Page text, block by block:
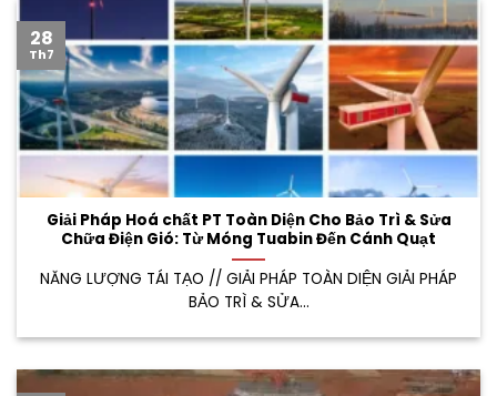
Giải Pháp Hoá chất PT Toàn Diện Cho Bảo Trì & Sửa
Chữa Điện Gió: Từ Móng Tuabin Đến Cánh Quạt
NĂNG LƯỢNG TÁI TẠO // GIẢI PHÁP TOÀN DIỆN GIẢI PHÁP
BẢO TRÌ & SỬA...
28
Th7